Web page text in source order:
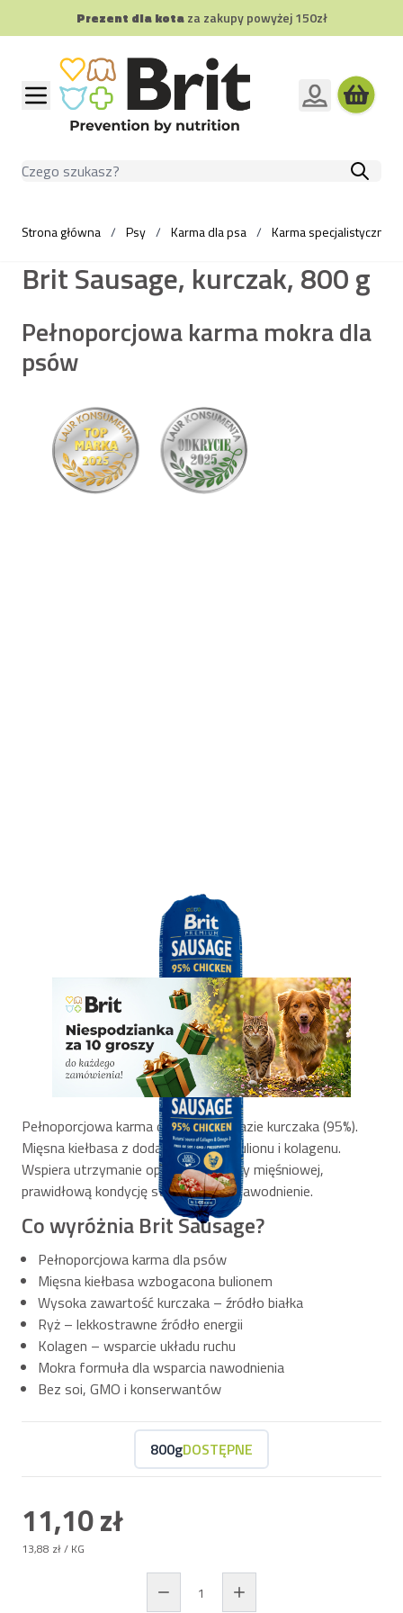
Prezent dla kotaza zakupy powyżej 150zł
Przejdź do treści
Szukaj
Strona główna / Psy / Karma dla psa / Karma specjalistyczna
Brit Sausage, kurczak, 800 g
Pełnoporcjowa karma mokra dla
psów
Pełnoporcjowa karma dla psów na bazie kurczaka (95%).
Mięsna kiełbasa z dodatkiem ryżu, bulionu i kolagenu.
Wspiera utrzymanie optymalnej masy mięśniowej,
prawidłową kondycję stawów oraz nawodnienie.
Co wyróżnia Brit Sausage?
Pełnoporcjowa karma dla psów
Mięsna kiełbasa wzbogacona bulionem
Wysoka zawartość kurczaka – źródło białka
Ryż – lekkostrawne źródło energii
Kolagen – wsparcie układu ruchu
Mokra formuła dla wsparcia nawodnienia
Bez soi, GMO i konserwantów
800gDOSTĘPNE
11,10 zł
13,88 zł/ KG